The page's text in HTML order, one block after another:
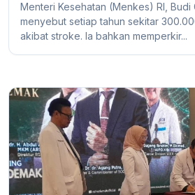
Menteri Kesehatan (Menkes) RI, Budi
menyebut setiap tahun sekitar
akibat stroke. Ia bahkan memperkir...